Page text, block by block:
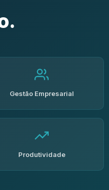
Gestão Empresarial
Produtividade